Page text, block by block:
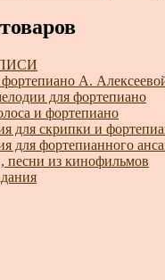
А.
для фортепиано
и фортепиано
для скрипки и
для фортепианного
песни из кинофильмов